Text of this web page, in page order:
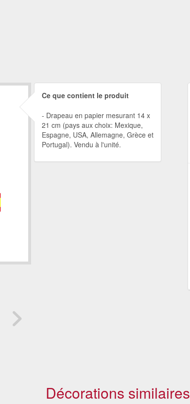
Ce que contient le produit
Drapeau en papier mesurant 14 x
21 cm (pays aux choix: Mexique,
Espagne, USA, Allemagne, Grèce et
Portugal). Vendu à l'unité.
Décorations similaires